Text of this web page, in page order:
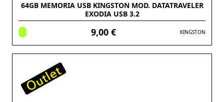
64GB MEMORIA USB KINGSTON MOD. DATATRAVELER
EXODIA USB 3.2
9,00 € KINGSTON